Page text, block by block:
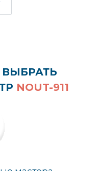
NOUT-911